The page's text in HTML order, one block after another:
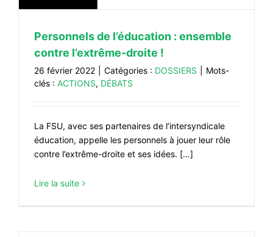
#FORMATION
#COMMUNIQUÉS
#DÉBATS
#PRESSE
Personnels de l’éducation : ensemble
contre l’extrême-droite !
26 février 2022 Catégories : DOSSIERS
Mots-
clés : ACTIONS, DÉBATS
La FSU, avec ses partenaires de l’intersyndicale
éducation, appelle les personnels à jouer leur rôle
contre l’extrême-droite et ses idées. […]
Lire la suite